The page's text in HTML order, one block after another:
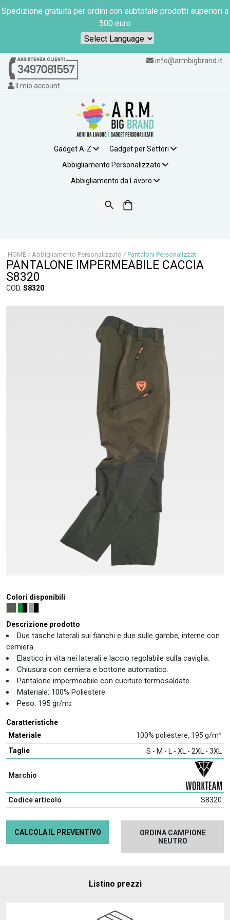
Spedizione gratuita per ordini con subtotale prodotti superiori a
500 euro
Powered by
info@armbigbrand.it
Il mio account
Gadget A-Z
Gadget per Settori
Abbigliamento Personalizzato
Abbigliamento da Lavoro
HOME / Abbigliamento Personalizzato / Pantaloni Personalizzati
PANTALONE IMPERMEABILE CACCIA
S8320
COD. S8320
Descrizione prodotto
Due tasche laterali sui fianchi e due sulle gambe, interne con
cerniera.
Elastico in vita nei laterali e laccio regolabile sulla caviglia.
Chiusura con cerniera e bottone automatico.
Pantalone impermeabile con cuciture termosaldate.
Materiale: 100% Poliestere
Peso: 195 gr/m2
Caratteristiche
Materiale
100% poliestere, 195 g/m²
Taglie
S - M - L - XL - 2XL - 3XL
Marchio
Codice articolo S8320
Colori disponibili
CALCOLA IL PREVENTIVO
ORDINA CAMPIONE
NEUTRO
Listino prezzi